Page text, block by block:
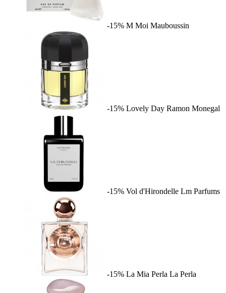
-15% M Moi Mauboussin
-15% Lovely Day Ramon Monegal
-15% Vol d'Hirondelle Lm Parfums
-15% La Mia Perla La Perla